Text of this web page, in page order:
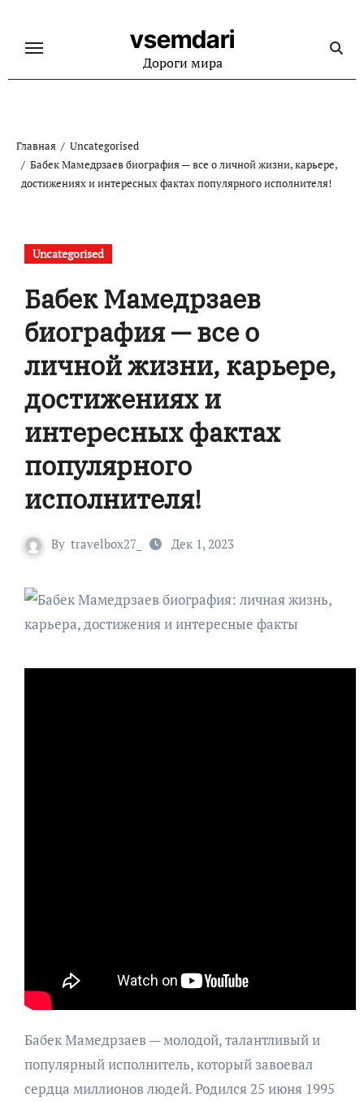
содержанию
vsemdari
Дороги мира
Главная
Uncategorised
Бабек Мамедрзаев биография — все о личной жизни, карьере,
достижениях и интересных фактах популярного исполнителя!
Uncategorised
Бабек Мамедрзаев
биография — все о
личной жизни, карьере,
достижениях и
интересных фактах
популярного
исполнителя!
By travelbox27_ Дек 1, 2023
Бабек Мамедрзаев — молодой, талантливый и
популярный исполнитель, который завоевал
сердца миллионов людей. Родился 25 июня 1995